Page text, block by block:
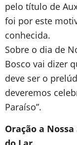
pelo título de
foi por este
conhecida.
Sobre o dia de
Bosco vai dizer
deve ser o
deveremos
Paraíso”.
Oração a